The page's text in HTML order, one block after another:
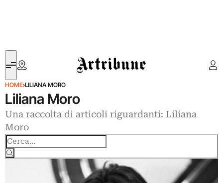
Artribune
HOME›LILIANA MORO
Liliana Moro
Una raccolta di articoli riguardanti: Liliana
Moro